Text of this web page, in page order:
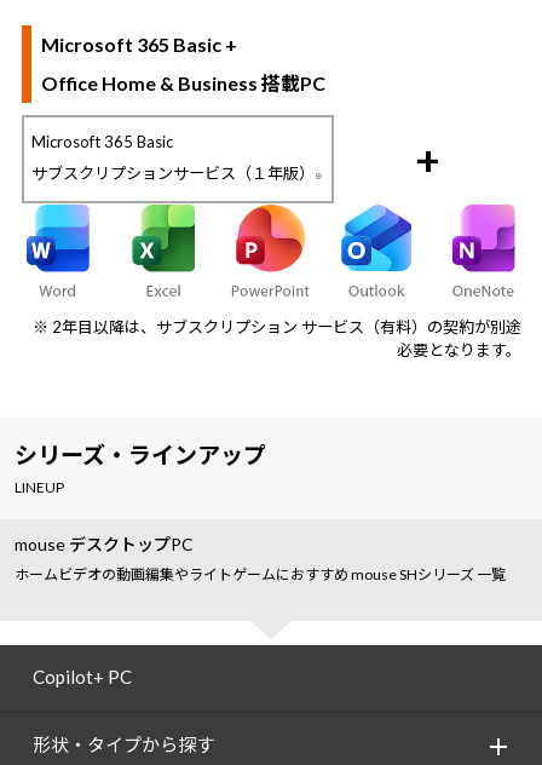
Microsoft 365 Basic +
Office Home & Business 搭載PC
Microsoft 365 Basic
サブスクリプションサービス（１年版）
※ +
※ 2年目以降は、サブスクリプション サービス（有料）の契約が別途
必要となります。
シリーズ・ラインアップ
LINEUP
mouse デスクトップPC
ホームビデオの動画編集やライトゲームにおすすめ mouse SHシリーズ 一覧
Copilot+ PC
形状・タイプから探す